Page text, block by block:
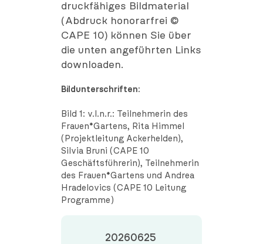
druckfähiges Bildmaterial
(Abdruck honorarfrei ©
CAPE 10) können Sie über
die unten angeführten Links
downloaden.
Bildunterschriften:
Bild 1: v.l.n.r.: Teilnehmerin des
Frauen*Gartens, Rita Himmel
(Projektleitung Ackerhelden),
Silvia Bruni (CAPE 10
Geschäftsführerin), Teilnehmerin
des Frauen*Gartens und Andrea
Hradelovics (CAPE 10 Leitung
Programme)
20260625